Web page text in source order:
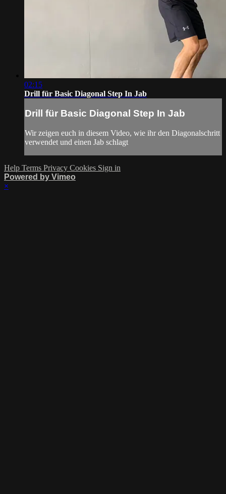
02:15
Drill für Basic Diagonal Step In Jab
Drill für Basic Diagonal Step In Jab
Wir zeigen euch in diesem Video, wie ihr den Diagonalschritt
verwendet und einen Jab schlagt
Help Terms Privacy Cookies Sign in
Powered by Vimeo
×